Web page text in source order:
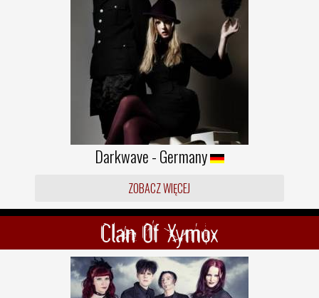
Darkwave - Germany
ZOBACZ WIĘCEJ
Clan Of Xymox